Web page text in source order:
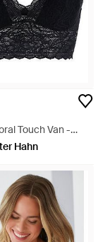
Touch Van -
Hahn